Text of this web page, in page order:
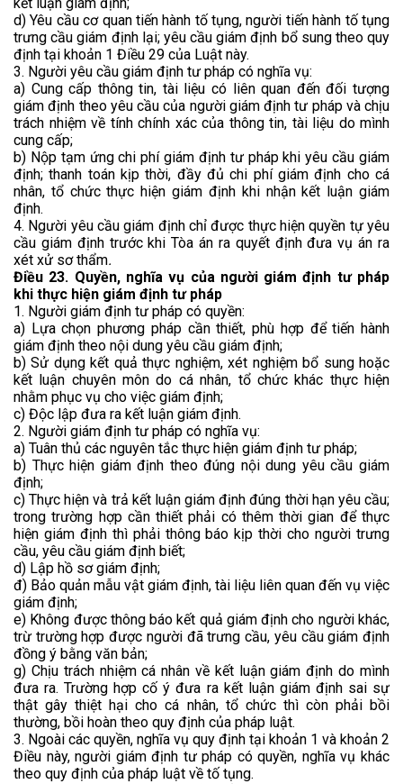
d) Yêu cầu cơ quan tiến hành tố tụng, người tiến hành tố tụng
trưng cầu giám định lại; yêu cầu giám định bổ sung theo quy
định tại khoản 1 Điều 29 của Luật này.
3. Người yêu cầu giám định tư pháp có nghĩa vụ:
a) Cung cấp thông tin, tài liệu có liên quan đến đối tượng
giám định theo yêu cầu của người giám định tư pháp và chịu
trách nhiệm về tính chính xác của thông tin, tài liệu do mình
cung cấp;
b) Nộp tạm ứng chi phí giám định tư pháp khi yêu cầu giám
định; thanh toán kịp thời, đầy đủ chi phí giám định cho cá
nhân, tổ chức thực hiện giám định khi nhận kết luận giám
định.
4. Người yêu cầu giám định chỉ được thực hiện quyền tự yêu
cầu giám định trước khi Tòa án ra quyết định đưa vụ án ra
xét xử sơ thẩm.
Điều 23. Quyền, nghĩa vụ của người giám định tư pháp
khi thực hiện giám định tư pháp
1. Người giám định tư pháp có quyền:
a) Lựa chọn phương pháp cần thiết, phù hợp để tiến hành
giám định theo nội dung yêu cầu giám định;
b) Sử dụng kết quả thực nghiệm, xét nghiệm bổ sung hoặc
kết luận chuyên môn do cá nhân, tổ chức khác thực hiện
nhằm phục vụ cho việc giám định;
c) Độc lập đưa ra kết luận giám định.
2. Người giám định tư pháp có nghĩa vụ:
a) Tuân thủ các nguyên tắc thực hiện giám định tư pháp;
b) Thực hiện giám định theo đúng nội dung yêu cầu giám
định;
c) Thực hiện và trả kết luận giám định đúng thời hạn yêu cầu;
trong trường hợp cần thiết phải có thêm thời gian để thực
hiện giám định thì phải thông báo kịp thời cho người trưng
cầu, yêu cầu giám định biết;
d) Lập hồ sơ giám định;
đ) Bảo quản mẫu vật giám định, tài liệu liên quan đến vụ việc
giám định;
e) Không được thông báo kết quả giám định cho người khác,
trừ trường hợp được người đã trưng cầu, yêu cầu giám định
đồng ý bằng văn bản;
g) Chịu trách nhiệm cá nhân về kết luận giám định do mình
đưa ra. Trường hợp cố ý đưa ra kết luận giám định sai sự
thật gây thiệt hại cho cá nhân, tổ chức thì còn phải bồi
thường, bồi hoàn theo quy định của pháp luật.
3. Ngoài các quyền, nghĩa vụ quy định tại khoản 1 và khoản 2
Điều này, người giám định tư pháp có quyền, nghĩa vụ khác
theo quy định của pháp luật về tố tụng.